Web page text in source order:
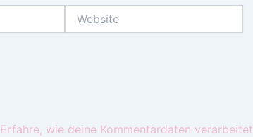
Erfahre, wie deine Kommentardaten verarbeitet